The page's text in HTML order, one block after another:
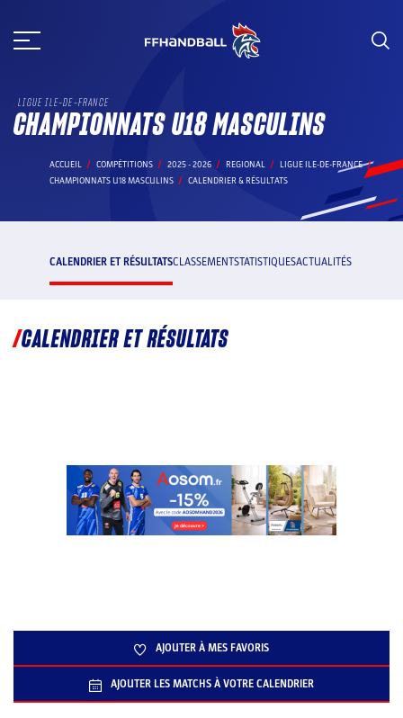
au
LIGUE ILE-DE-FRANCE
CHAMPIONNATS U18 MASCULINS
ACCUEIL COMPÉTITIONS 2025 - 2026 REGIONAL
LIGUE ILE-DE-FRANCE
CHAMPIONNATS U18 MASCULINS
CALENDRIER & RÉSULTATS
CALENDRIER ET RÉSULTATSCLASSEMENTSTATISTIQUESACTUALITÉS
CALENDRIER ET RÉSULTATS
AJOUTER À MES FAVORIS
AJOUTER LES MATCHS À VOTRE CALENDRIER